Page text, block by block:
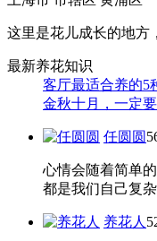
这里是花儿成长的地方
最新养花知识
客厅最适合养的5
金秋十月，一定
任圆圆
心情会随着简单
都是我们自己复
养花人